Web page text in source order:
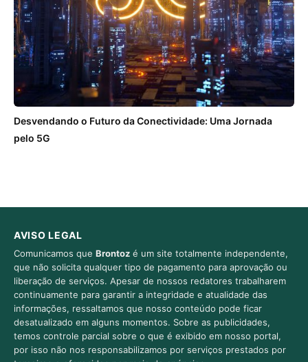
Desvendando o Futuro da Conectividade: Uma Jornada
pelo 5G
AVISO LEGAL
Comunicamos que Brontoz é um site totalmente independente,
que não solicita qualquer tipo de pagamento para aprovação ou
liberação de serviços. Apesar de nossos redatores trabalharem
continuamente para garantir a integridade e atualidade das
informações, ressaltamos que nosso conteúdo pode ficar
desatualizado em alguns momentos. Sobre as publicidades,
temos controle parcial sobre o que é exibido em nosso portal,
por isso não nos responsabilizamos por serviços prestados por